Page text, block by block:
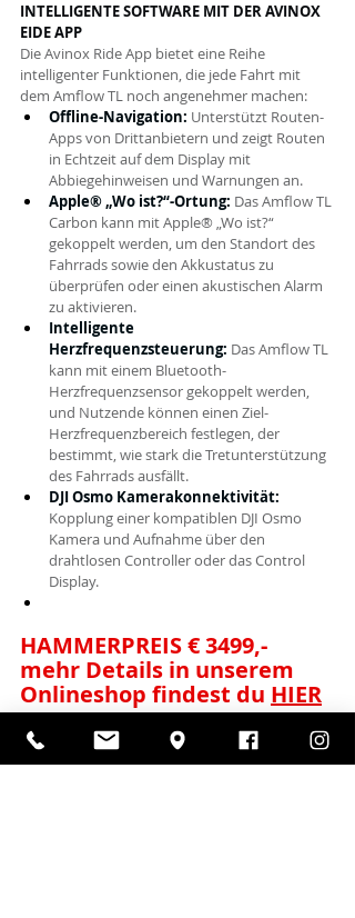
INTELLIGENTE SOFTWARE MIT DER AVINOX
EIDE APP
Die Avinox Ride App bietet eine Reihe
intelligenter Funktionen, die jede Fahrt mit
dem Amflow TL noch angenehmer machen:
Offline-Navigation: Unterstützt Routen-
Apps von Drittanbietern und zeigt Routen
in Echtzeit auf dem Display mit
Abbiegehinweisen und Warnungen an.
Apple® „Wo ist?“-Ortung: Das Amflow TL
Carbon kann mit Apple® „Wo ist?“
gekoppelt werden, um den Standort des
Fahrrads sowie den Akkustatus zu
überprüfen oder einen akustischen Alarm
zu aktivieren.
Intelligente
Herzfrequenzsteuerung: Das Amflow TL
kann mit einem Bluetooth-
Herzfrequenzsensor gekoppelt werden,
und Nutzende können einen Ziel-
Herzfrequenzbereich festlegen, der
bestimmt, wie stark die Tretunterstützung
des Fahrrads ausfällt.
DJI Osmo Kamerakonnektivität:
Kopplung einer kompatiblen DJI Osmo
Kamera und Aufnahme über den
drahtlosen Controller oder das Control
Display.
HAMMERPREIS € 3499,-
mehr Details in unserem
Onlineshop findest du HIER